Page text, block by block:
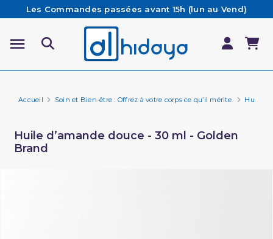
Les Commandes passées avant 15h (lun au Vend)
sont préparées et expédiées le jour même
Besoin d'aide ? Retrouvez notre FAQ
Livraison offerte à partir de 65€ d'achat*
Accueil Soin et Bien-être : Offrez à votre corps ce qu’il mérite. Huile
Huile d’amande douce - 30 ml - Golden
Brand